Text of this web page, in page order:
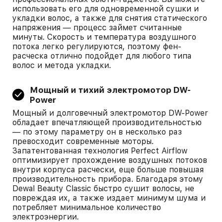
использовать его для одновременной сушки и
укладки волос, а также для снятия статического
напряжения — процесс займет считанные
минуты. Скорость и температура воздушного
потока легко регулируются, поэтому фен-
расческа отлично подойдет для любого типа
волос и метода укладки.
Мощный и тихий электромотор DW-
Power
Мощный и долговечный электромотор DW-Power
обладает впечатляющей производительностью
— по этому параметру он в несколько раз
превосходит современные моторы.
Запатентованная технология Perfect Airflow
оптимизирует прохождение воздушных потоков
внутри корпуса расчески, еще больше повышая
производительность прибора. Благодаря этому
Dewal Beauty Classic быстро сушит волосы, не
повреждая их, а также издает минимум шума и
потребляет минимальное количество
электроэнергии.